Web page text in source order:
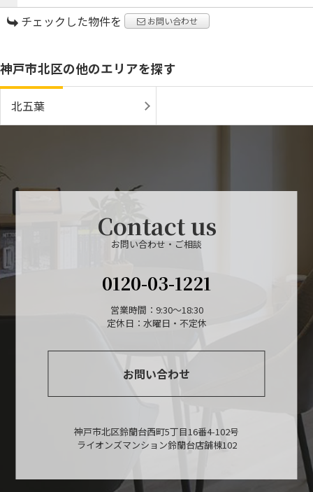
チェックした物件を お問い合わせ
神戸市北区の他のエリアを探す
北五葉
Contact us
お問い合わせ・ご相談
0120-03-1221
営業時間：9:30～18:30
定休日：水曜日・不定休
お問い合わせ
神戸市北区鈴蘭台西町5丁目16番4-102号
ライオンズマンション鈴蘭台店舗棟102